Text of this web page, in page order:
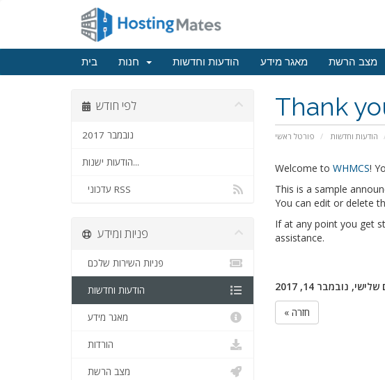
בית הודעות וחדשות מאגר מידע מצב הרשת
Thank
פורטל ראשי הודעות וחדשות
לפי חודש
נובמבר 2017
הודעות ישנות...
עדכוני RSS
Welcome to WHMCS!
This is a sample
You can edit or delete
If at any point you get
assistance.
שלישי, נובמבר 14, 2017
« חזרה
פניות ומידע
פניות השירות שלכם
הודעות וחדשות
מאגר מידע
הורדות
מצב הרשת